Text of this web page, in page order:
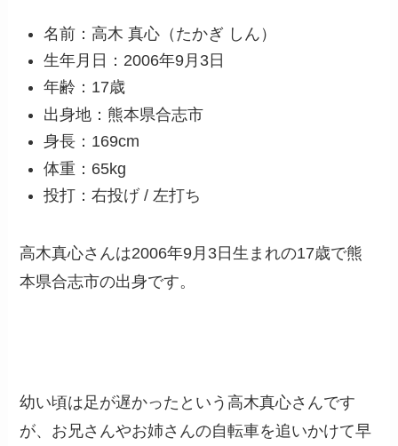
名前：高木 真心（たかぎ しん）
生年月日：2006年9月3日
年齢：17歳
出身地：熊本県合志市
身長：169cm
体重：65kg
投打：右投げ / 左打ち
高木真心さんは2006年9月3日生まれの17歳で熊
本県合志市の出身です。
幼い頃は足が遅かったという高木真心さんです
が、お兄さんやお姉さんの自転車を追いかけて早